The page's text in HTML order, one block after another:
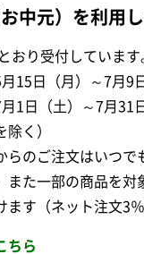
中元）を利用し
おり受付しています
15日（月）～7月9
1日（土）～7月31
除く）
らのご注文はいつで
また一部の商品を対
ます（ネット注文3％
ちら